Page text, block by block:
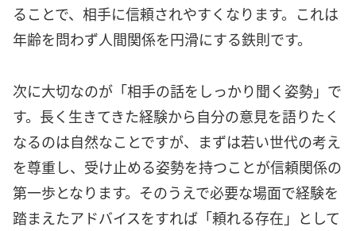
ることで、相手に信頼されやすくなります。これは
年齢を問わず人間関係を円滑にする鉄則です。
次に大切なのが「相手の話をしっかり聞く姿勢」で
す。長く生きてきた経験から自分の意見を語りたく
なるのは自然なことですが、まずは若い世代の考え
を尊重し、受け止める姿勢を持つことが信頼関係の
第一歩となります。そのうえで必要な場面で経験を
踏まえたアドバイスをすれば「頼れる存在」として